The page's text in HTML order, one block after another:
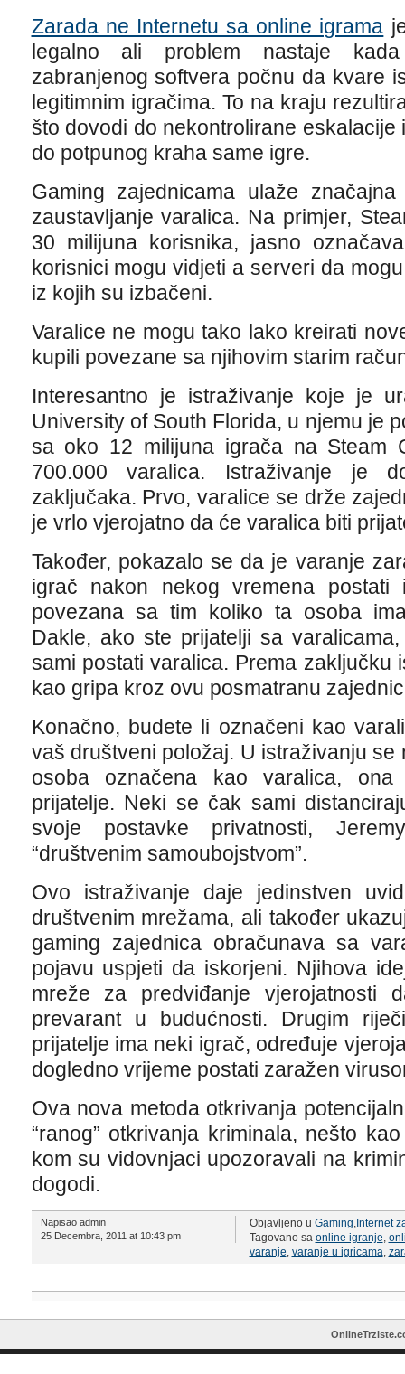
Zarada ne Internetu sa online igrama
legalno ali problem nastaje
zabranjenog softvera počnu da kvare
legitimnim igračima. To na kraju
što dovodi do nekontrolirane
do potpunog kraha same igre.
Gaming zajednicama ulaže
zaustavljanje varalica. Na primjer,
30 milijuna korisnika, jasno
korisnici mogu vidjeti a serveri da
iz kojih su izbačeni.
Varalice ne mogu tako lako kreirati
kupili povezane sa njihovim starim
Interesantno je istraživanje koje je
University of South Florida, u njemu je
sa oko 12 milijuna igrača na Steam
700.000 varalica. Istraživanje je
zaključaka. Prvo, varalice se drže
je vrlo vjerojatno da će varalica biti
Također, pokazalo se da je varanje
igrač nakon nekog vremena
povezana sa tim koliko ta osoba
Dakle, ako ste prijatelji sa
sami postati varalica. Prema zaključku
kao gripa kroz ovu posmatranu
Konačno, budete li označeni kao
vaš društveni položaj. U istraživanju
osoba označena kao varalica,
prijatelje. Neki se čak sami
svoje postavke privatnosti,
“društvenim samoubojstvom”.
Ovo istraživanje daje jedinstven
društvenim mrežama, ali također
gaming zajednica obračunava sa
pojavu uspjeti da iskorjeni. Njihova
mreže za predviđanje
prevarant u budućnosti. Drugim
prijatelje ima neki igrač, određuje
dogledno vrijeme postati zaražen
Ova nova metoda otkrivanja
“ranog” otkrivanja kriminala, nešto
kom su vidovnjaci upozoravali na
dogodi.
Napisao admin
25 Decembra, 2011 at 10:43 pm
Objavljeno u Gaming,Internet
Tagovano sa online igranje,
varanje, varanje u igricama,